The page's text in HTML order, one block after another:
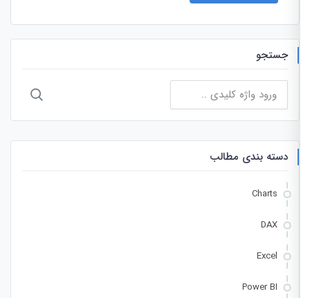
جستجو
جستجو
برای:
دسته بندی مطالب
Charts
DAX
Excel
Power BI